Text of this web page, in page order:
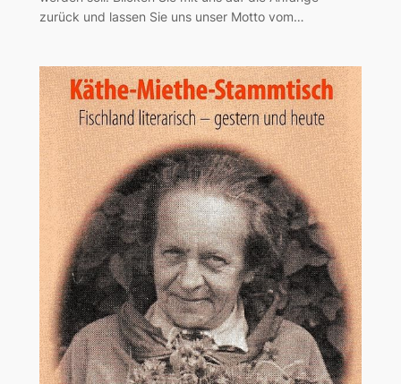
zurück und lassen Sie uns unser Motto vom…